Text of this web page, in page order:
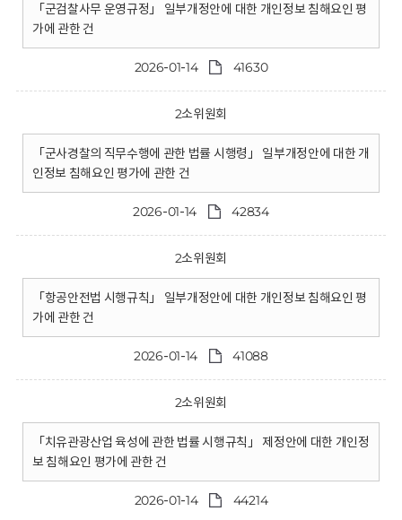
「군검찰사무 운영규정」 일부개정안에 대한 개인정보 침해요인 평
가에 관한 건
2026-01-14 41630
2소위원회
「군사경찰의 직무수행에 관한 법률 시행령」 일부개정안에 대한 개
인정보 침해요인 평가에 관한 건
2026-01-14 42834
2소위원회
「항공안전법 시행규칙」 일부개정안에 대한 개인정보 침해요인 평
가에 관한 건
2026-01-14 41088
2소위원회
「치유관광산업 육성에 관한 법률 시행규칙」 제정안에 대한 개인정
보 침해요인 평가에 관한 건
2026-01-14 44214